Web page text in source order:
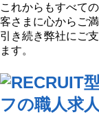
これからもすべて
客さまに心からご
引き続き弊社にご
ます。
フの職人求